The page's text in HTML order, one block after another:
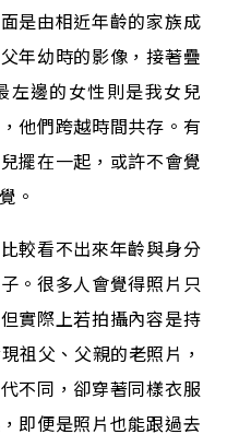
是由相近年齡的家族成
年幼時的影像，接著疊
左邊的女性則是我女兒
他們跨越時間共存。有
擺在一起，或許不會覺
。
較看不出來年齡與身分
。很多人會覺得照片只
實際上若拍攝內容是持
祖父、父親的老照片，
不同，卻穿著同樣衣服
即便是照片也能跟過去